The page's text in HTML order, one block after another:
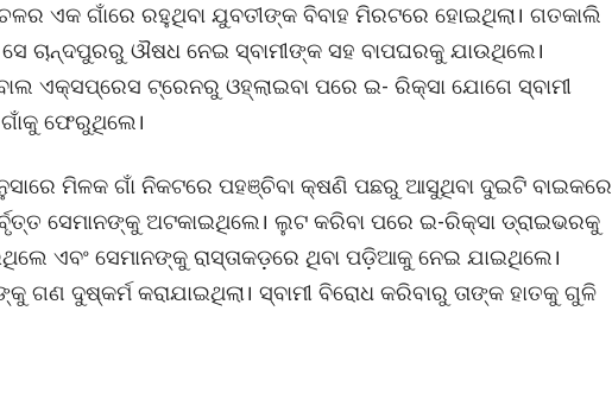
ଏକ ଗାଁରେ ରହୁଥିବା ଯୁବତୀଙ୍କ ବିବାହ ମିରଟରେ ହୋଇଥିଲା। ଗତକାଲି
ଚାନ୍ଦପୁରରୁ ଔଷଧ ନେଇ ସ୍ବାମୀଙ୍କ ସହ ବାପଘରକୁ ଯାଉଥିଲେ।
ଏକ୍ସପ୍ରେସ ଟ୍ରେନରୁ ଓହ୍ଲାଇବା ପରେ ଇ- ରିକ୍ସା ଯୋଗେ ସ୍ବାମୀ
ଫେରୁଥିଲେ।
ମିଳକ ଗାଁ ନିକଟରେ ପହଞ୍ଚିବା କ୍ଷଣି ପଛରୁ ଆସୁଥିବା ଦୁଇଟି ବାଇକରେ
ସେମାନଙ୍କୁ ଅଟକାଇଥିଲେ। ଲୁଟ କରିବା ପରେ ଇ-ରିକ୍ସା ଡ୍ରାଇଭରକୁ
ଏବଂ ସେମାନଙ୍କୁ ରାସ୍ତାକଡ଼ରେ ଥିବା ପଡ଼ିଆକୁ ନେଇ ଯାଇଥିଲେ।
ଗଣ ଦୁଷ୍କର୍ମ କରାଯାଇଥିଲା। ସ୍ବାମୀ ବିରୋଧ କରିବାରୁ ତାଙ୍କ ହାତକୁ ଗୁଳି